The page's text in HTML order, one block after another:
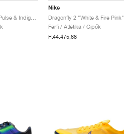
Dragonfly 2 "Citron Pulse & Indigo Burst"
Nike
Dragonfly 2 "White & Fire Pink"
Férfi / Atlétika / Cipők
Ft44.475,68